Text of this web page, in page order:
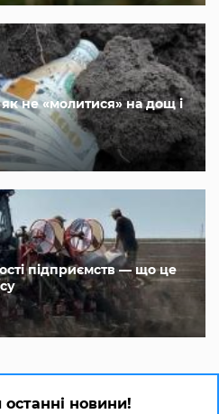
не «молитися» на дощ і
підприємств — що це
новини!